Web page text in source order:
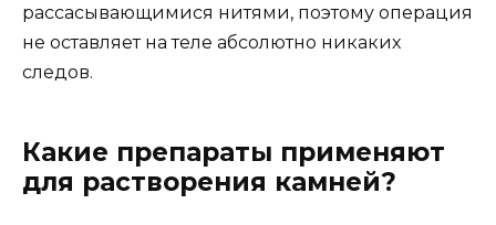
рассасывающимися нитями, поэтому операция
не оставляет на теле абсолютно никаких
следов.
Какие препараты применяют
для растворения камней?